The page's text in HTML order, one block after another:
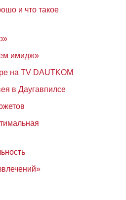
и что такое
имидж»
на TV DAUTKOM
в Даугавпилсе